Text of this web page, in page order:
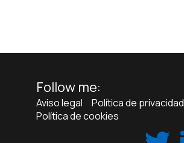
Follow me:
Aviso legal
Política de privacidad
Política de cookies